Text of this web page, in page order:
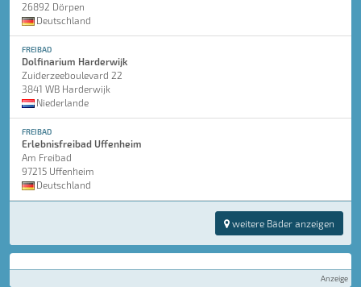
26892 Dörpen
Deutschland
FREIBAD
Dolfinarium Harderwijk
Zuiderzeeboulevard 22
3841 WB Harderwijk
Niederlande
FREIBAD
Erlebnisfreibad Uffenheim
Am Freibad
97215 Uffenheim
Deutschland
weitere Bäder anzeigen
Anzeige